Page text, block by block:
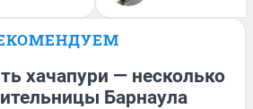
хачапури — несколько
Барнаула